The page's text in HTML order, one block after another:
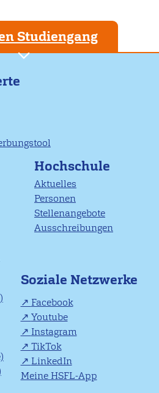
Studiengang
Hochschule
Aktuelles
Personen
Stellenangebote
Ausschreibungen
Soziale Netzwerke
Facebook
Youtube
Instagram
TikTok
LinkedIn
Meine HSFL-App